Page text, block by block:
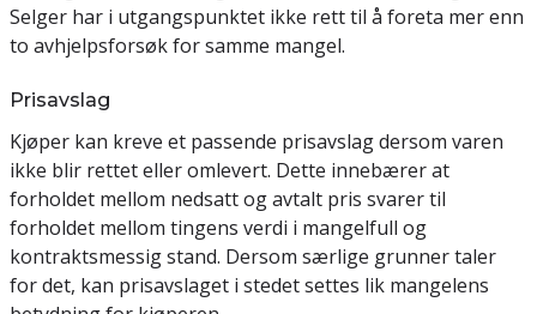
Selger har i utgangspunktet ikke rett til å foreta mer enn
to avhjelpsforsøk for samme mangel.
Prisavslag
Kjøper kan kreve et passende prisavslag dersom varen
ikke blir rettet eller omlevert. Dette innebærer at
forholdet mellom nedsatt og avtalt pris svarer til
forholdet mellom tingens verdi i mangelfull og
kontraktsmessig stand. Dersom særlige grunner taler
for det, kan prisavslaget i stedet settes lik mangelens